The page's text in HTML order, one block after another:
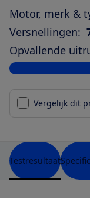
Motor, merk &
Versnellingen:
Opvallende
Bekijk alle
Vergelijk dit
Testresultaat